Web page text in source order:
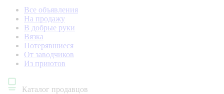
Все объявления
На продажу
В добрые руки
Вязка
Потерявшиеся
От заводчиков
Из приютов
Каталог продавцов